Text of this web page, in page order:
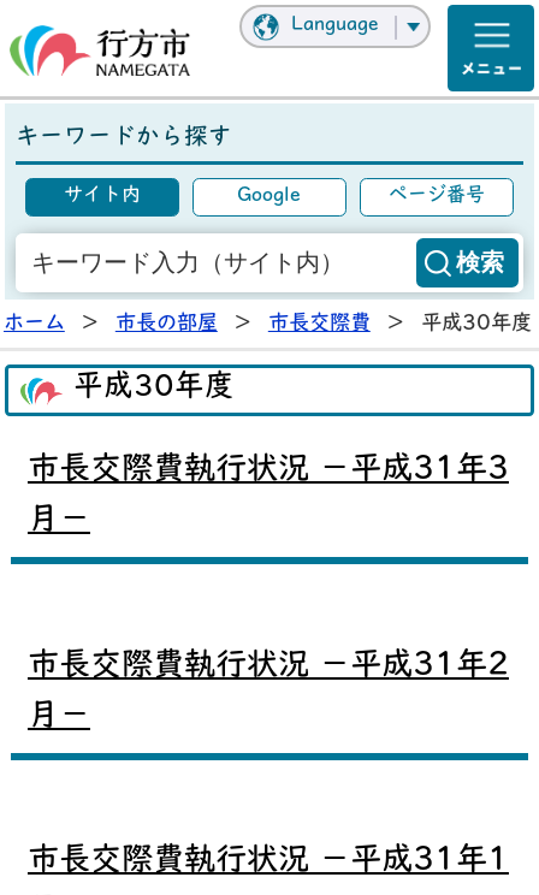
Language
キーワードから探す
サイト内 Google ページ番号
ホーム > 市長の部屋 > 市長交際費 > 平成30年度
平成30年度
市長交際費執行状況 －平成31年3
月－
市長交際費執行状況 －平成31年2
月－
市長交際費執行状況 －平成31年1